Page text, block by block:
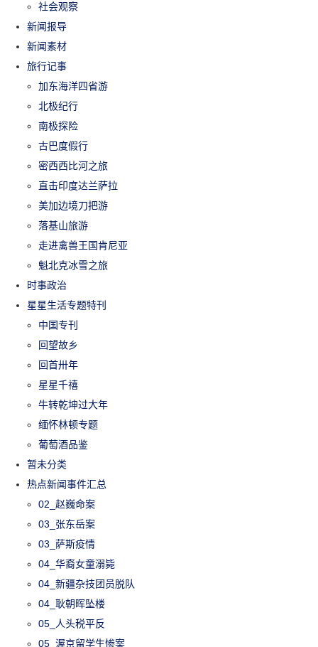
社会观察
新闻报导
新闻素材
旅行记事
加东海洋四省游
北极纪行
南极探险
古巴度假行
密西西比河之旅
直击印度达兰萨拉
美加边境刀把游
落基山旅游
走进禽兽王国肯尼亚
魁北克冰雪之旅
时事政治
星星生活专题特刊
中国专刊
回望故乡
回首卅年
星星千禧
牛转乾坤过大年
缅怀林顿专题
葡萄酒品鉴
暂未分类
热点新闻事件汇总
02_赵巍命案
03_张东岳案
03_萨斯疫情
04_华裔女童溺毙
04_新疆杂技团员脱队
04_耿朝晖坠楼
05_人头税平反
05_渥京留学生惨案